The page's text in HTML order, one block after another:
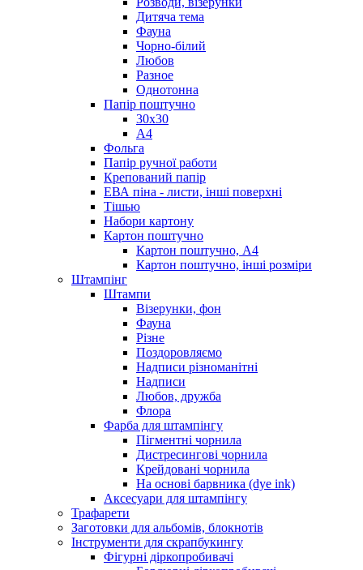
Дитяча тема
Фауна
Чорно-білий
Любов
Разное
Однотонна
Папір поштучно
30х30
А4
Фольга
Папір ручної работи
Крепований папір
ЕВА піна - листи, інші поверхні
Тішью
Набори картону
Картон поштучно
Картон поштучно, А4
Картон поштучно, інші розміри
Штампінг
Штампи
Візерунки, фон
Фауна
Різне
Поздоровляємо
Надписи різноманітні
Надписи
Любов, дружба
Флора
Фарба для штампінгу
Пігментні чорнила
Дистресингові чорнила
Крейдовані чорнила
На основі барвника (dye ink)
Аксесуари для штампінгу
Трафарети
Заготовки для альбомів, блокнотів
Інструменти для скрапбукингу
Фігурні діркопробивачі